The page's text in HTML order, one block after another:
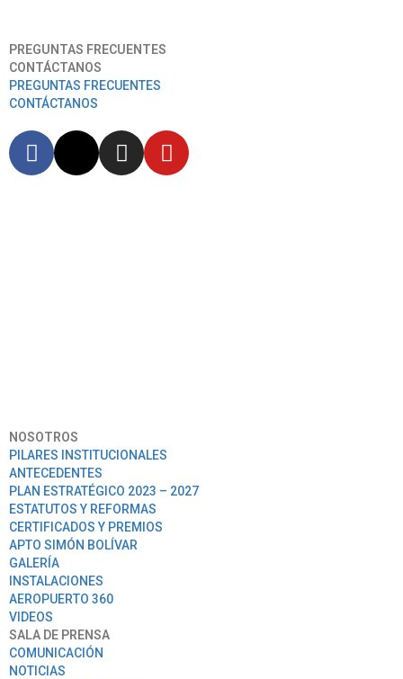
PREGUNTAS FRECUENTES
CONTÁCTANOS
PREGUNTAS FRECUENTES
CONTÁCTANOS
NOSOTROS
PILARES INSTITUCIONALES
ANTECEDENTES
PLAN ESTRATÉGICO 2023 – 2027
ESTATUTOS Y REFORMAS
CERTIFICADOS Y PREMIOS
APTO SIMÓN BOLÍVAR
GALERÍA
INSTALACIONES
AEROPUERTO 360
VIDEOS
SALA DE PRENSA
COMUNICACIÓN
NOTICIAS